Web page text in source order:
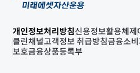
개인정보처리방침신용정보활용체제
클린채널고객정보 취급방침금융소
보호금융상품등록부